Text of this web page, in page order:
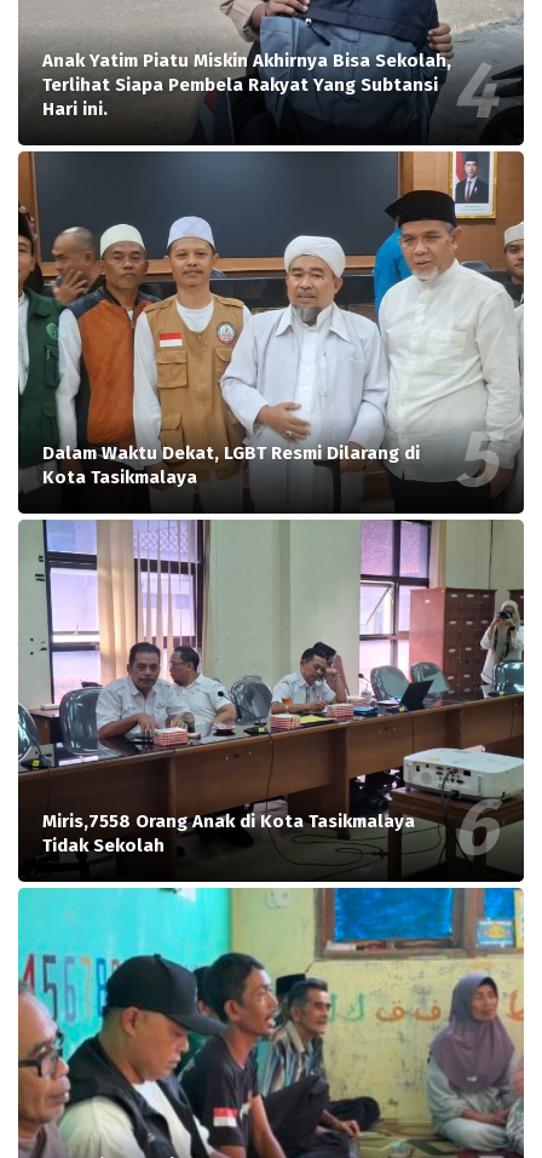
Anak Yatim Piatu Miskin Akhirnya Bisa Sekolah,
Terlihat Siapa Pembela Rakyat Yang Subtansi
Hari ini.
Dalam Waktu Dekat, LGBT Resmi Dilarang di
Kota Tasikmalaya
Miris,7558 Orang Anak di Kota Tasikmalaya
Tidak Sekolah